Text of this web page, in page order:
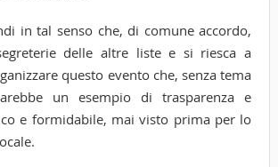
in tal senso che, di comune accordo,
delle altre liste e si riesca a
questo evento che, senza tema
un esempio di trasparenza e
e formidabile, mai visto prima per lo